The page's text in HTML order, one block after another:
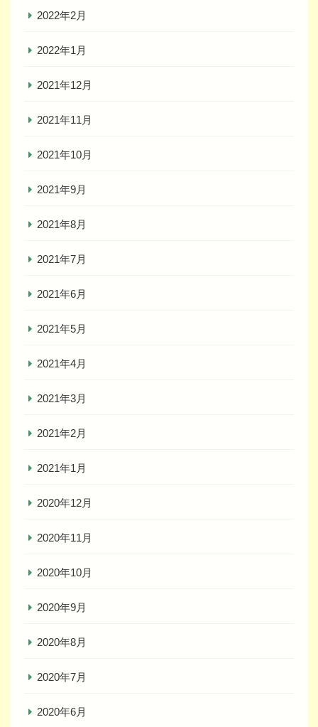
2022年2月
2022年1月
2021年12月
2021年11月
2021年10月
2021年9月
2021年8月
2021年7月
2021年6月
2021年5月
2021年4月
2021年3月
2021年2月
2021年1月
2020年12月
2020年11月
2020年10月
2020年9月
2020年8月
2020年7月
2020年6月